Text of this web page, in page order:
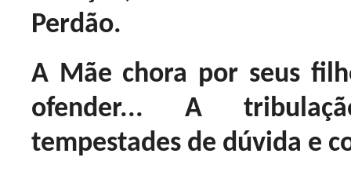
Perdão.
A Mãe chora por seus
ofender... A
tempestades de dúvida e